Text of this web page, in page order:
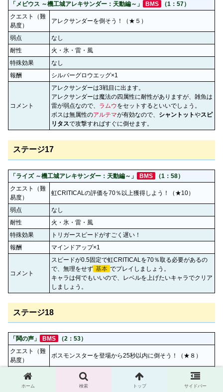
「メビウス ～機工城アレキサンダー：天動編～」 BMS
（1：57）
クエスト（難
易度）
アレクサンダーを倒そう！（★５）
弱点
なし
耐性
火・氷・雷・風
特殊効果
なし
報酬
シルバーグロウエッグ×1
コメント
アレクサンダーは3戦目に出ます。
アレクサンダーは魔法の四属性に耐性がありますが、雑魚は
雷が弱点なので、 ラムウをセットするといいでしょう。
ボスは無属性のアルテマが有効なので、 シャントットやスピ
リタスで攻撃すればすぐに倒せます。
ステージ17
「ライズ ～機工城アレキサンダー：天動編～」 BMS
（1：58）
クエスト（難
易度）
虹CRITICALの評価を70％以上獲得しよう！（★10）
弱点
なし
耐性
火・氷・雷・風
特殊効果
トリガースピードがすごく遅い！
報酬
マインドアップ×1
コメント
スピードが0.5固定で虹CRITICALを70％取る必要があるの
で、無理をせず 基本 でプレイしましょう。
キャラは何でもいいので、レベルを上げたいキャラでクリア
しましょう。
ステージ18
「鬨の声」 BMS
（2：53）
クエスト（難
易度）
ボスモンスターを登場から25秒以内に倒そう！（★８）
ホーム 検索 トップ サイドバー